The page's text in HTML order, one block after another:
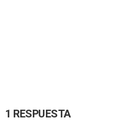
1 RESPUESTA